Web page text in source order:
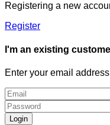
Registering a new
Register
I'm an existing
Enter your email
Login